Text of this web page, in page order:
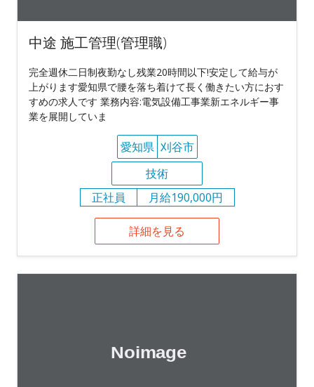
中途 施工管理(管理職)
完全週休二日制夜勤なし残業20時間以下!安定して給与が
上がります愛知県で腰を落ち着けて長く働きたい方におす
すめの求人です 業務内容:電気設備工事業新エネルギー事
業を展開していま
愛知県 刈谷市
技術
正社員
月給190,000円
詳細を見る